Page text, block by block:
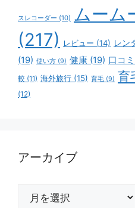
スレコーダー (10) ムーム
(217)
レビュー (14) レン
(19) 使い方 (9) 健康 (19) 口コミ
較 (11) 海外旅行 (15) 育毛 (9) 育
(12)
アーカイブ